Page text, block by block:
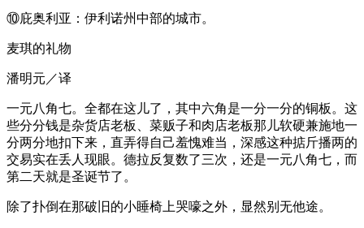
⑩庇奥利亚：伊利诺州中部的城市。
麦琪的礼物
潘明元／译
一元八角七。全都在这儿了，其中六角是一分一分的铜板。这
些分分钱是杂货店老板、菜贩子和肉店老板那儿软硬兼施地一
分两分地扣下来，直弄得自己羞愧难当，深感这种掂斤播两的
交易实在丢人现眼。德拉反复数了三次，还是一元八角七，而
第二天就是圣诞节了。
除了扑倒在那破旧的小睡椅上哭嚎之外，显然别无他途。